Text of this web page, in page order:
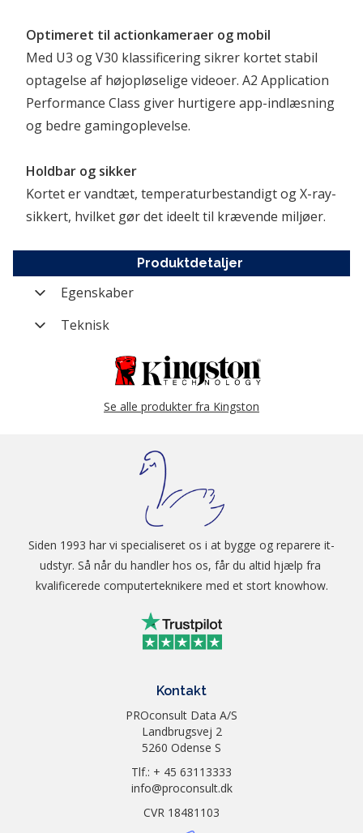
Optimeret til actionkameraer og mobil
Med U3 og V30 klassificering sikrer kortet stabil
optagelse af højopløselige videoer. A2 Application
Performance Class giver hurtigere app-indlæsning
og bedre gamingoplevelse.
Holdbar og sikker
Kortet er vandtæt, temperaturbestandigt og X-ray-
sikkert, hvilket gør det ideelt til krævende miljøer.
Produktdetaljer
Egenskaber
Varenummer
Hukommelseskort
Producent nummer
SDCG4/512GBSP
Teknisk
Storage kapacitet
Se alle produkter fra Kingston
Siden 1993 har vi specialiseret os i at bygge og reparere it-
udstyr. Så når du handler hos os, får du altid hjælp fra
kvalificerede computerteknikere med et stort knowhow.
Kontakt
PROconsult Data A/S
Landbrugsvej 2
5260 Odense S
Tlf.: + 45 63113333
info@proconsult.dk
CVR 18481103